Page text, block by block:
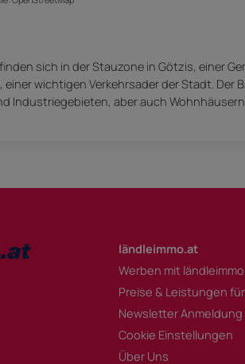
sich in der Stauzone in Götzis, einer
wichtigen Verkehrsader der Stadt.
Industriegebieten, aber auch
ländleimmo.at
Werben mit
Preise & Leistungen
Newsletter Anmeldung
Cookie Einstellungen
Über Uns